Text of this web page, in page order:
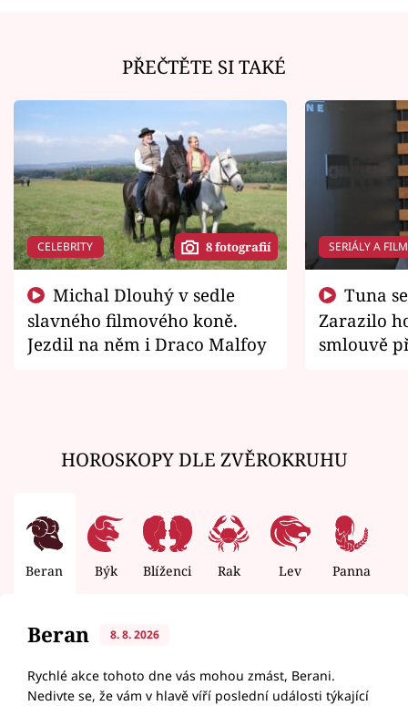
PŘEČTĚTE SI TAKÉ
CELEBRITY 8 fotografií
slavného filmového koně.
Jezdil na něm i Draco Malfoy
SERIÁLY A
Zarazilo
smlouvě
HOROSKOPY DLE ZVĚROKRUHU
Beran Býk Blíženci Rak Lev Panna
Beran 8. 8. 2026
Rychlé akce tohoto dne vás mohou zmást, Berani.
Nedivte se, že vám v hlavě víří poslední události týkající